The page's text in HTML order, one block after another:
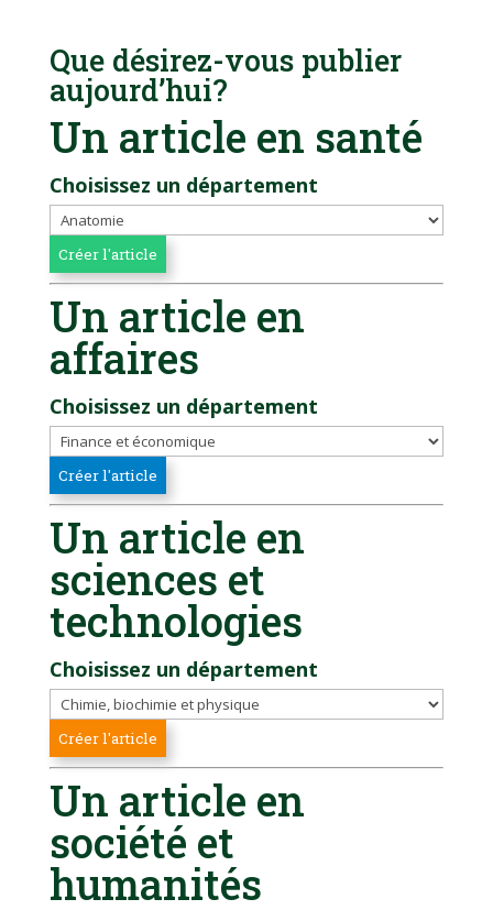
Que désirez-vous publier
aujourd’hui?
Un article en santé
Choisissez un département
Un article en
affaires
Choisissez un département
Un article en
sciences et
technologies
Choisissez un département
Un article en
société et
humanités